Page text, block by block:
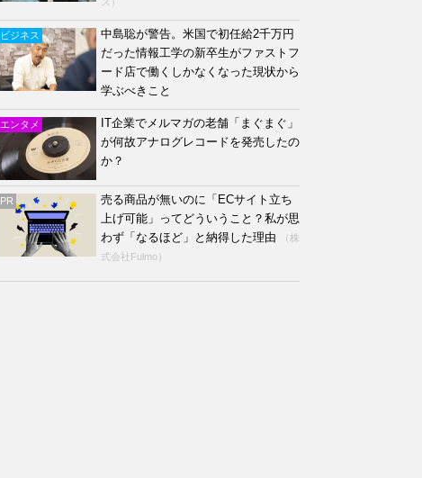
ビジネス
中島聡が警告。米国で初任給2千万円
だった情報工学の新卒生がファストフ
ード店で働くしかなくなった現状から
学ぶべきこと
エンタメ
IT企業でメルマガの老舗「まぐまぐ」
が何故アナログレコードを発売したの
か？
PR
売る商品が無いのに「ECサイト立ち
上げ可能」ってどういうこと？私が思
わず「なるほど」と納得した理由
（株
式会社Fulmo）